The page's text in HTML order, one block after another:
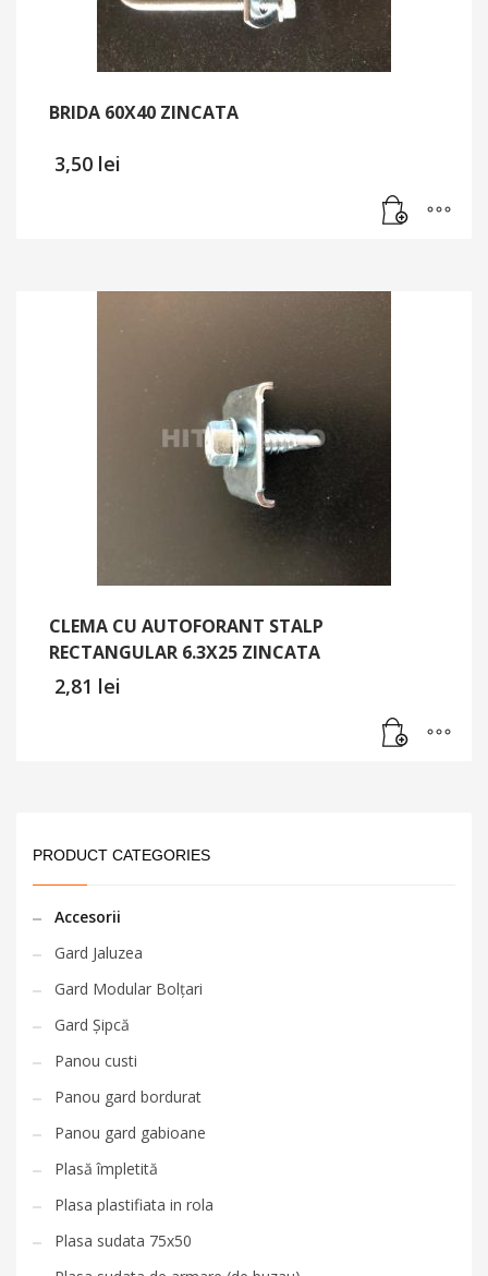
BRIDA 60X40 ZINCATA
3,50 lei
CLEMA CU AUTOFORANT STALP
RECTANGULAR 6.3X25 ZINCATA
2,81 lei
PRODUCT CATEGORIES
Accesorii
Gard Jaluzea
Gard Modular Bolțari
Gard Șipcă
Panou custi
Panou gard bordurat
Panou gard gabioane
Plasă împletită
Plasa plastifiata in rola
Plasa sudata 75x50